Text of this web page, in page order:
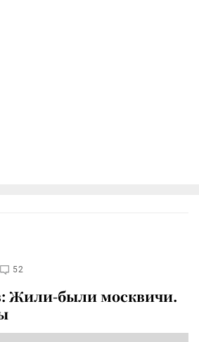
52
Жили-были москвичи.